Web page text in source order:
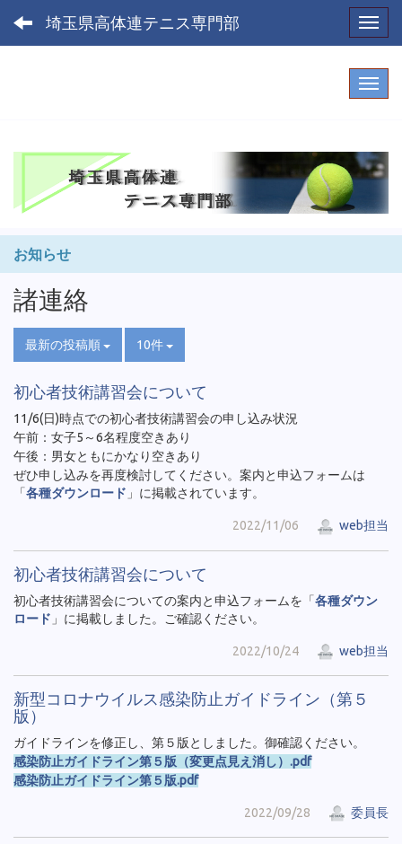
埼玉県高体連テニス専門部
お知らせ
諸連絡
最新の投稿順 10件
初心者技術講習会について
11/6(日)時点での初心者技術講習会の申し込み状況
午前：女子5～6名程度空きあり
午後：男女ともにかなり空きあり
ぜひ申し込みを再度検討してください。案内と申込フォームは
「各種ダウンロード 」に掲載されています。
2022/11/06 web担当
初心者技術講習会について
初心者技術講習会についての案内と申込フォームを「各種ダウン
ロード 」に掲載しました。ご確認ください。
2022/10/24 web担当
新型コロナウイルス感染防止ガイドライン（第５
版）
ガイドラインを修正し、第５版としました。御確認ください。
感染防止ガイドライン第５版（変更点見え消し）.pdf
感染防止ガイドライン第５版.pdf
2022/09/28 委員長